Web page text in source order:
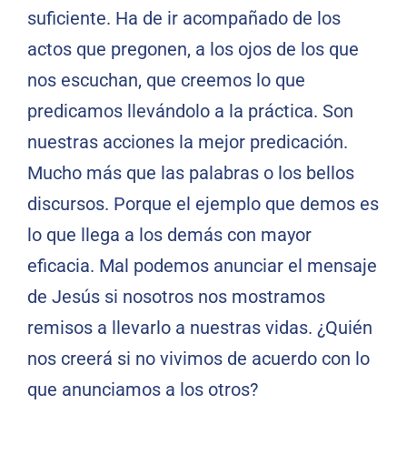
suficiente. Ha de ir acompañado de los
actos que pregonen, a los ojos de los que
nos escuchan, que creemos lo que
predicamos llevándolo a la práctica. Son
nuestras acciones la mejor predicación.
Mucho más que las palabras o los bellos
discursos. Porque el ejemplo que demos es
lo que llega a los demás con mayor
eficacia. Mal podemos anunciar el mensaje
de Jesús si nosotros nos mostramos
remisos a llevarlo a nuestras vidas. ¿Quién
nos creerá si no vivimos de acuerdo con lo
que anunciamos a los otros?